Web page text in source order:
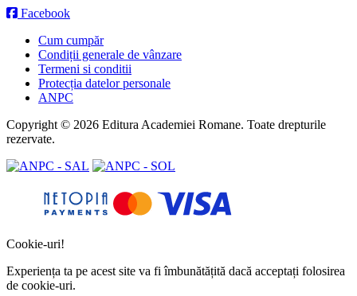
Facebook
Cum cumpăr
Condiții generale de vânzare
Termeni si conditii
Protecția datelor personale
ANPC
Copyright © 2026 Editura Academiei Romane. Toate drepturile
rezervate.
Cookie-uri!
Experiența ta pe acest site va fi îmbunătățită dacă acceptați folosirea
de cookie-uri.